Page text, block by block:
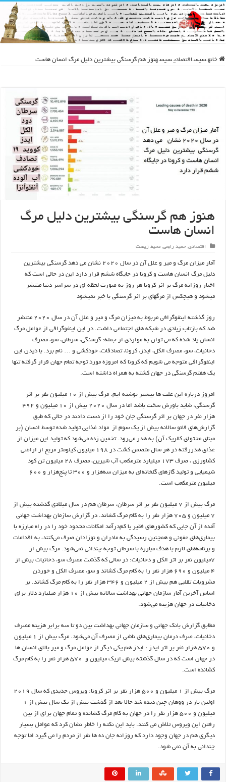
خانه سپس اقتصادی سپس هنوز هم گرسنگی بیشترین دلیل مرگ انسان هاست
هنوز هم گرسنگی بیشترین دلیل مرگ
انسان هاست
اقتصادی,حمید رابعی, محیط زیست
آمار میزان مرگ و میر و علل آن در سال ۲۰۲۰ نشان می دهد گرسنگی بیشترین
دلیل مرگ انسان هاست و کرونا در جایگاه ششم قرار دارد این در حالی است که
اخبار روزانه مرگ بر اثر کرونا هر روز به صورت لحظه ای در سراسر دنیا منتشر
میشود و هیچکس از مرگهای بر اثر گرسنگی با خبر نمیشود
روز گذشته اینفوگرافی مربوط به میزان مرگ و میر و علل آن در سال ۲۰۲۰ منتشر
شد که بازتاب زیادی در شبکه های اجتماعی داشت. در این اینفوگرافی از عوامل مرگ
انسان یاد شده که می توان به مواردی از جمله: گرسنگی، سرطان، سوء مصرف
دخانیات، سوء مصرف الکل، ایدز، کرونا، تصادفات، خودکشی و … نام برد. با دیدن این
اینفوگرافی متوجه می شویم که کرونا که امروزه مورد توجه تمام جهان قرار گرفته تنها
یک هفتم گرسنگی در جهان کشته به همراه داشته است.
امروز درباره این علت ها بیشتر نوشته ایم. مرگ بیش از ۱۰ میلیون نفر بر اثر
گرسنگی: شاید باورش سخت باشد اما در سال ۲۰۲۰ بیش از ۱۰ میلیون و ۴۹۲
هزار نفر در جهان بر اثر گرسنگی جان خود را از دست دادند در حالی که طبق
گزارش‌های فائو سالانه بیش از یک سوم از مواد غذایی تولید شده توسط انسان (بر
مبنای محتوای کالریک آن) به هدر می‌رود. تخمین زده می‌شود که تولید این میزان از
غذای هدررفته در هر سال متضمن کشت در ۱۹۸ میلیون کیلومتر مربع از اراضی
کشاورزی ، صرف ۱۷۳ میلیارد مترمکعب آب شیرین، مصرف ۲۸ میلیون تن کود
شیمیایی و تولید گازهای گلخانه‌ای به میزان سه‌هزار و ۳۰۰ تا پنج‌هزار و ۶۰۰
میلیون مترمکعب است.
مرگ بیش از ۷ میلیون نفر بر اثر سرطان: سرطان هم در سال میلادی گذشته بیش از
۷ میلیون و ۷۰۵ هزار نفر را به کام مرگ کشاند. در گزارش سازمان بهداشت جهانی
آمده از آن جایی که کشورهای فقیر یا کم‌درآمد امکانات محدود خود را در راه مبارزه با
بیماری‌های عفونی و همچنین رسیدگی به مادران و نوزادان صرف می‌کنند، به اقدامات
و برنامه‌های لازم با هدف مبارزه با سرطان توجه چندانی نمی‌شود. مرگ بیش از
۷میلیون نفر بر اثر الکل و دخانیات: در سالی که گذشت مصرف سوء دخانیات بیش از
۴ میلیون و ۶۹۰ هزار نفر را به کام مرگ کشاند و سوء مصرف الکل و خوردن
مشروبات تقلبی هم بیش از ۲ میلیون و ۳۴۶ هزار نفر را به کام مرگ کشاند. بر
اساس آخرین آمار سازمان جهانی بهداشت سالانه بیش از ۱۰ هزار میلیارد دلار برای
دخانیات در جهان هزینه می‌شود.
مطابق گزارش بانک جهانی و سازمان جهانی بهداشت بین دو تا سه برابر هزینه مصرف
دخانیات، صرف درمان بیماری‌های ناشی از مصرف آن می‌شود. مرگ بیش از ۱ میلیون
و ۵۷۰ هزار نفر بر اثر ایدز : ایدز هم یکی دیگر از عوامل مرگ و میر بالای انسان ها
در جهان است که در سال گذشته بیش ازیک میلیون و ۵۷۰ هزار نفر را به کام مرگ
کشانده است.
مرگ بیش از ۱ میلیون و ۵۰۰ هزار نفر بر اثر کرونا: ویروس جدیدی که سال ۲۰۱۹
اولین بار در ووهان چین دیده شد حالا بعد از گذشت بیش از یک سال بیش از ۱
میلیون و ۵۰۰ هزار نفر را در جهان به کام مرگ کشانده و تمام جهان برای از بین
رفتن این ویروس تلاش می کنند. باید این نکته را خاطر نشان کرد که عوامل بسیار
دیگری هم در جهان وجود دارد که روزانه جان ده ها نفر از مردم را می گیرد اما توجه
چندانی به آن نمی شود.